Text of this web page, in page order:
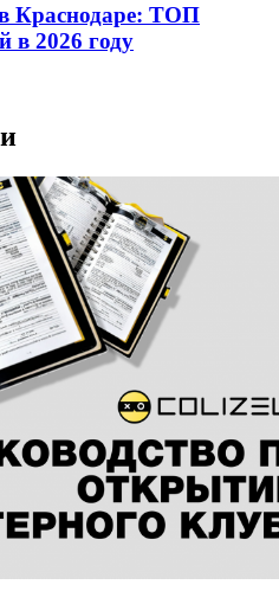
Краснодаре: ТОП
в 2026 году